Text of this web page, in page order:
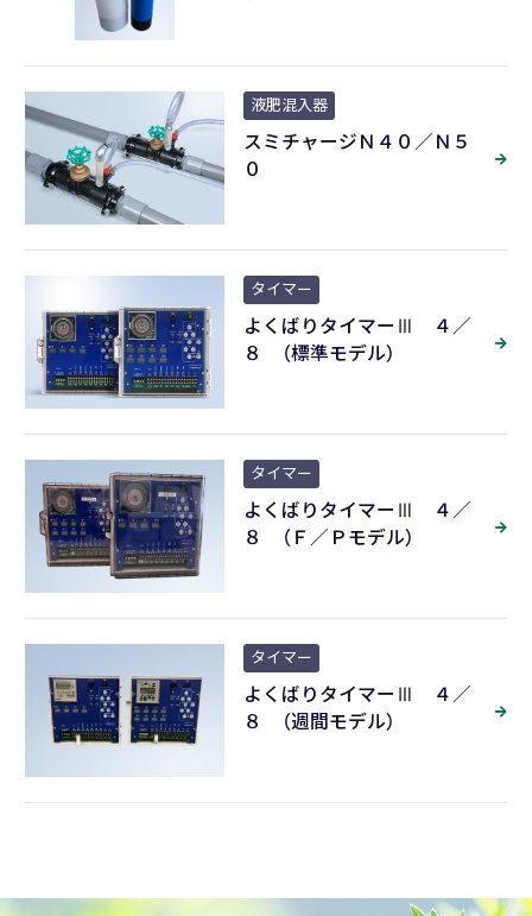
液肥混入器
スミチャージＮ４０／Ｎ５
０
タイマー
よくばりタイマーⅢ ４／
８ （標準モデル）
タイマー
よくばりタイマーⅢ ４／
８ （Ｆ／Ｐモデル）
タイマー
よくばりタイマーⅢ ４／
８ （週間モデル）